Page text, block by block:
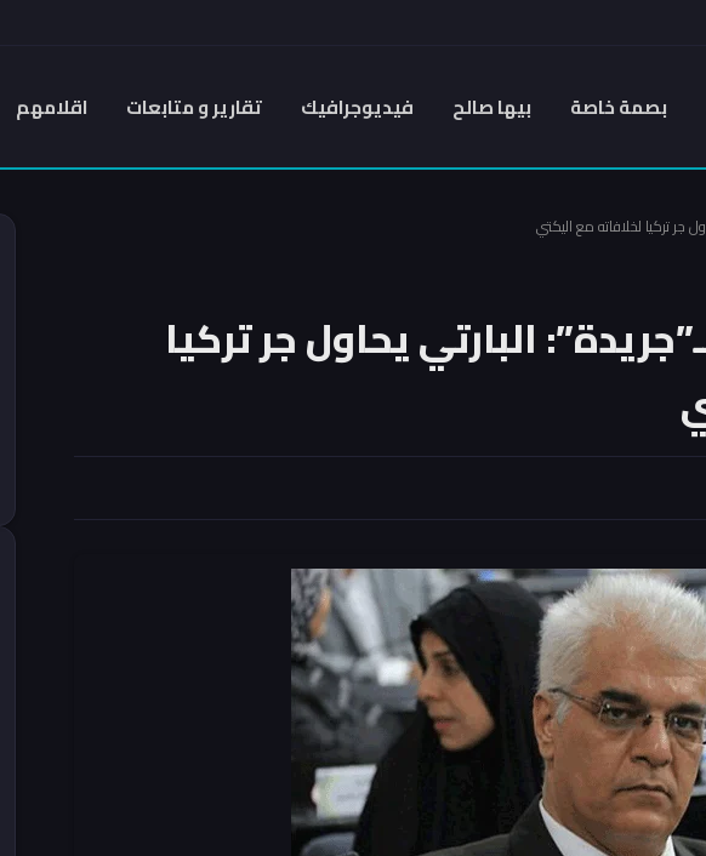
بصمة خاصة بيها صالح فيديوجرافيك تقارير و متابعات اقلامهم
جر تركيا لخلافاته مع اليكتي
البارتي يحاول جر تركيا